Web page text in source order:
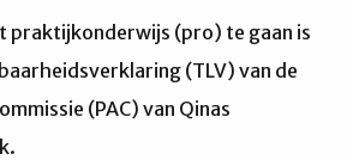
praktijkonderwijs (pro) te gaan is
(TLV) van de
(PAC) van Qinas